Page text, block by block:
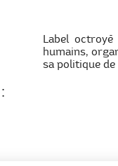
Label
humains,
sa politique